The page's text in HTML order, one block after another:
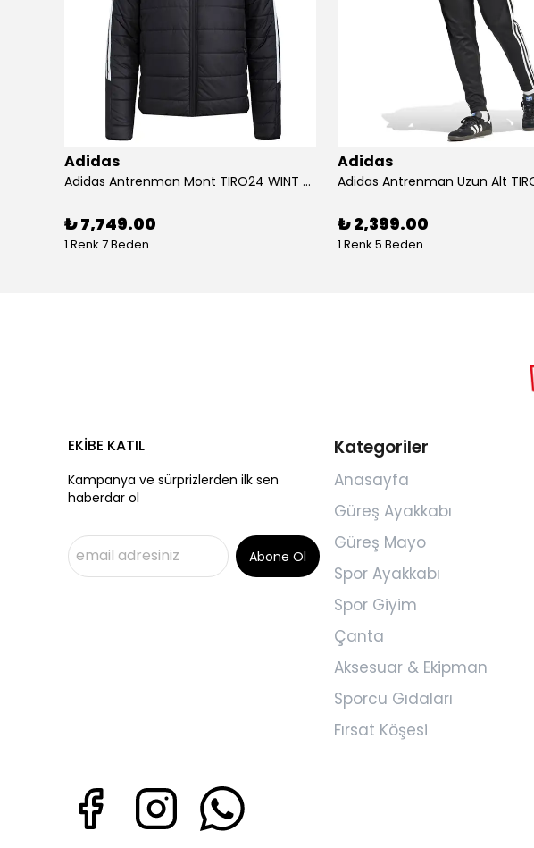
Adidas
Adidas Antrenman Mont TIRO24 WINT JKT IJ7388
₺ 7,749.00
1 Renk 7 Beden
Adidas
₺ 2,399.00
1 Renk 5 Beden
Kategoriler
Anasayfa
Güreş Ayakkabı
Güreş Mayo
Spor Ayakkabı
Spor Giyim
Çanta
Aksesuar & Ekipman
Sporcu Gıdaları
Fırsat Köşesi
EKİBE KATIL
Kampanya ve sürprizlerden ilk sen
haberdar ol
Abone Ol